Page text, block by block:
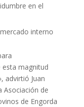
en el
interno
esta magnitud
advirtió Juan
Asociación de
de Engorda